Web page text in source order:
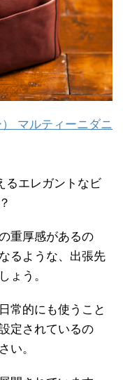
マルティーニダニ
るエレガントなビ
重厚感があるの
るような、出張先
ょう。
常的にも使うこと
定されているの
い。